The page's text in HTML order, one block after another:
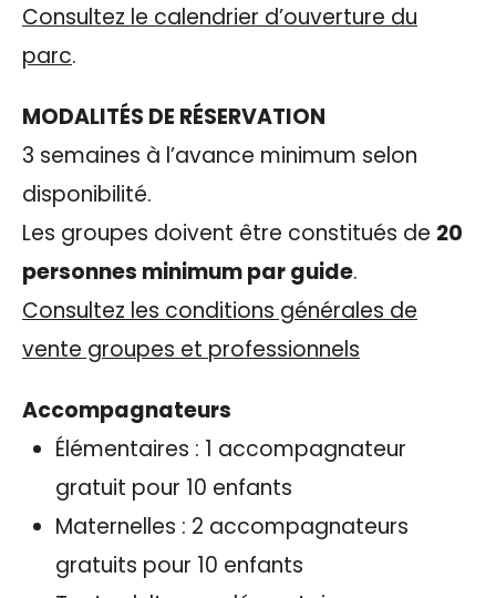
Consultez le calendrier d’ouverture du
parc.
MODALITÉS DE RÉSERVATION
3 semaines à l’avance minimum selon
disponibilité.
Les groupes doivent être constitués de 20
personnes minimum par guide.
Consultez les conditions générales de
vente groupes et professionnels
Accompagnateurs
Élémentaires : 1 accompagnateur
gratuit pour 10 enfants
Maternelles : 2 accompagnateurs
gratuits pour 10 enfants